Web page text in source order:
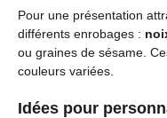
Pour une présentation
différents enrobages :
ou graines de sésame.
couleurs variées.
Idées pour